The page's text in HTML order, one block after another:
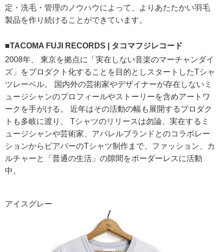
定・洗毛・管理のノウハウによって、よりあたたかい羽毛
製品を作り続けることができています。
■TACOMA FUJI RECORDS | タコマフジレコード
2008年、 東京を拠点に「実在しない音楽のマーチャンダイ
ズ」をプロダクト化することを目的としスタートしたTシャ
ツレーベル。 国内外の芸術家やデザイナーが存在しないミ
ュージシャンのプロフィールやストーリーを含めアートワ
ークを手がける。 近年はその活動の幅も展開するプロダク
トも多岐に渡り、 Tシャツのリリースは勿論、実在するミ
ュージシャンや芸術家、アパレルブランドとのコラボレー
ションからビアバーのTシャツ制作まで、ファッション、カ
ルチャーと「普通の生活」の隙間をボーダーレスに活動
中。
アイスグレー